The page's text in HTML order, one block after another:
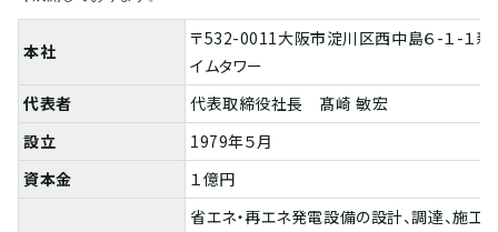
本社
〒532-0011大阪市淀川区西中島６-１-１新
イムタワー
代表者
代表取締役社長 髙崎 敏宏
設立
1979年５月
資本金
１億円
省エネ・再エネ発電設備の設計、調達、施工